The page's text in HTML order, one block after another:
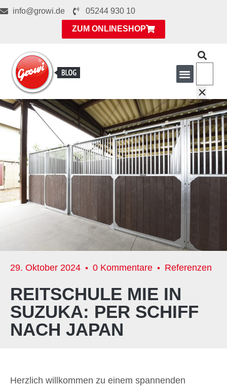
info@growi.de 05244 930 10
ZUM ONLINESHOP
29. Oktober 2024 0 Kommentare Referenzen
REITSCHULE MIE IN
SUZUKA: PER SCHIFF
NACH JAPAN
Herzlich willkommen zu einem spannenden